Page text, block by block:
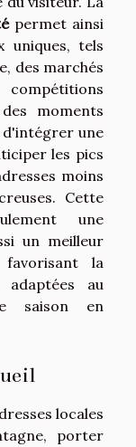
permet ainsi
uniques, tels
des marchés
moments
d'intégrer une
les pics
moins
Cette
une
un meilleur
la
adaptées au
saison en
locales
porter